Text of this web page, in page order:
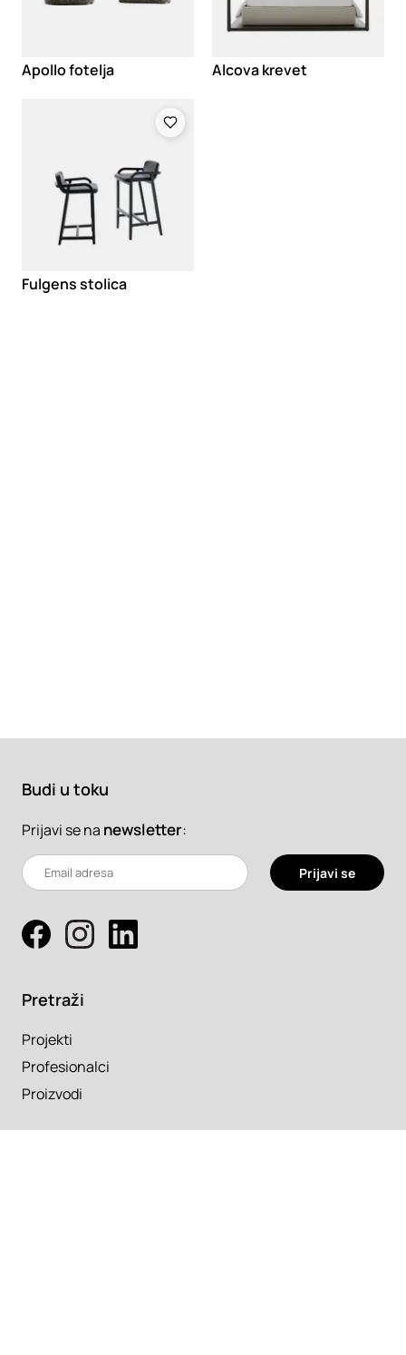
Apollo fotelja
Alcova krevet
Fulgens stolica
Budi u toku
Prijavi se na newsletter:
Prijavi se
Pretraži
Projekti
Profesionalci
Proizvodi